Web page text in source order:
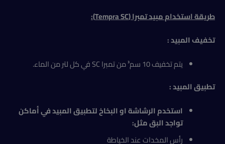
طريقة استخدام مبيد تمبرا (Tempra SC)
:
تخفيف المبيد:
يتم تخفيف 10 سم³ من تمبرا SC في كل لتر من الماء.
تطبيق المبيد:
استخدم الرشاشة او البخاخ لتطبيق المبيد في أماكن
تواجد البق مثل:
رأس المخدات عند الخياطة